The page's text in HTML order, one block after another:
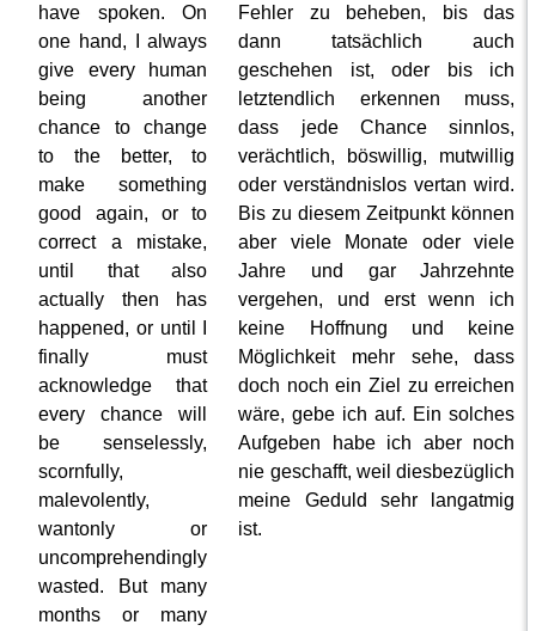
have spoken. On
one hand, I always
give every human
being another
chance to change
to the better, to
make something
good again, or to
correct a mistake,
until that also
actually then has
happened, or until I
finally must
acknowledge that
every chance will
be senselessly,
scornfully,
malevolently,
wantonly or
uncomprehendingly
wasted. But many
months or many
Fehler zu beheben, bis das
dann tatsächlich auch
geschehen ist, oder bis ich
letztendlich erkennen muss,
dass jede Chance sinnlos,
verächtlich, böswillig, mutwillig
oder verständnislos vertan wird.
Bis zu diesem Zeitpunkt können
aber viele Monate oder viele
Jahre und gar Jahrzehnte
vergehen, und erst wenn ich
keine Hoffnung und keine
Möglichkeit mehr sehe, dass
doch noch ein Ziel zu erreichen
wäre, gebe ich auf. Ein solches
Aufgeben habe ich aber noch
nie geschafft, weil diesbezüglich
meine Geduld sehr langatmig
ist.